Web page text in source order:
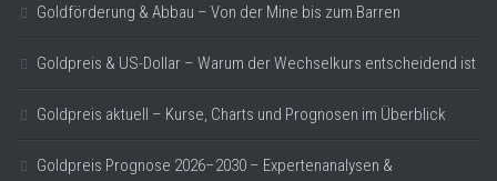
Goldförderung & Abbau – Von der Mine bis zum Barren
Goldpreis & US-Dollar – Warum der Wechselkurs entscheidend ist
Goldpreis aktuell – Kurse, Charts und Prognosen im Überblick
Goldpreis Prognose 2026–2030 – Expertenanalysen &